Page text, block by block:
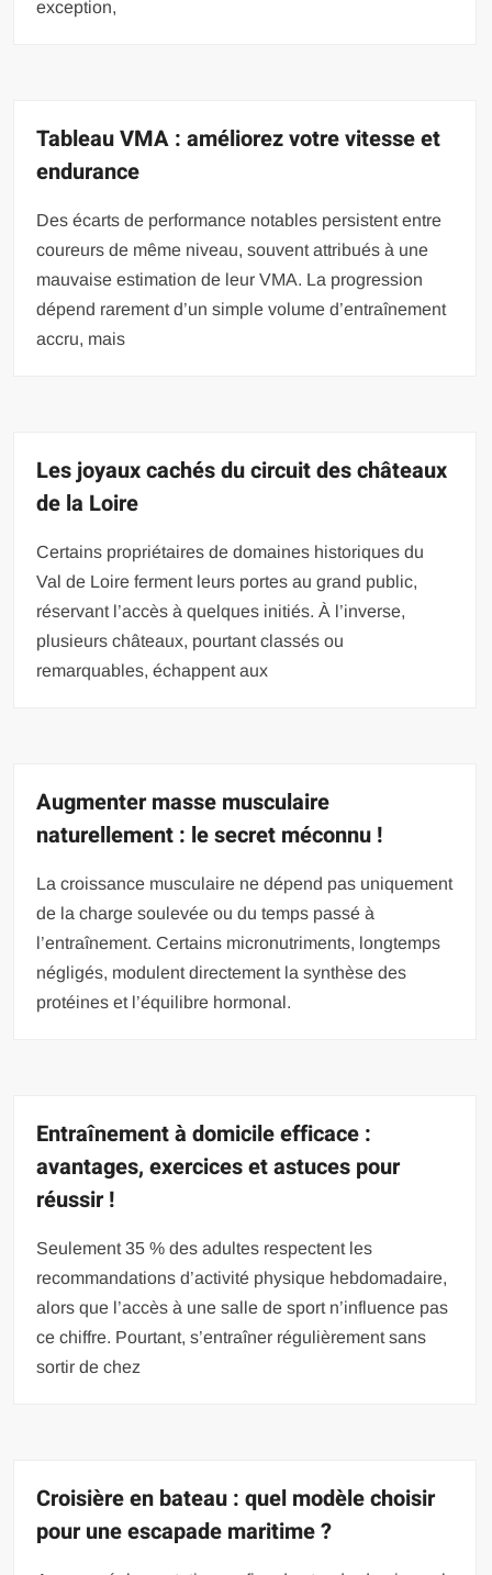
exception,
Tableau VMA : améliorez votre vitesse et
endurance
Des écarts de performance notables persistent entre
coureurs de même niveau, souvent attribués à une
mauvaise estimation de leur VMA. La progression
dépend rarement d’un simple volume d’entraînement
accru, mais
Les joyaux cachés du circuit des châteaux
de la Loire
Certains propriétaires de domaines historiques du
Val de Loire ferment leurs portes au grand public,
réservant l’accès à quelques initiés. À l’inverse,
plusieurs châteaux, pourtant classés ou
remarquables, échappent aux
Augmenter masse musculaire
naturellement : le secret méconnu !
La croissance musculaire ne dépend pas uniquement
de la charge soulevée ou du temps passé à
l’entraînement. Certains micronutriments, longtemps
négligés, modulent directement la synthèse des
protéines et l’équilibre hormonal.
Entraînement à domicile efficace :
avantages, exercices et astuces pour
réussir !
Seulement 35 % des adultes respectent les
recommandations d’activité physique hebdomadaire,
alors que l’accès à une salle de sport n’influence pas
ce chiffre. Pourtant, s’entraîner régulièrement sans
sortir de chez
Croisière en bateau : quel modèle choisir
pour une escapade maritime ?